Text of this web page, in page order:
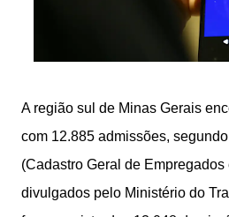
A região sul de Minas Gerais
com 12.885 admissões,
(Cadastro Geral de
divulgados pelo Ministério do